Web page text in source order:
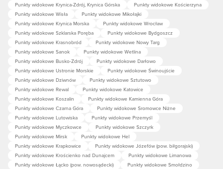
Punkty widokowe Krynica-Zdrój, Krynica Górska
Punkty widokowe Kościerzyna
Punkty widokowe Wisła
Punkty widokowe Mikołajki
Punkty widokowe Krynica Morska
Punkty widokowe Wrocław
Punkty widokowe Szklarska Poręba
Punkty widokowe Bydgoszcz
Punkty widokowe Krasnobród
Punkty widokowe Nowy Targ
Punkty widokowe Sanok
Punkty widokowe Wetlina
Punkty widokowe Busko-Zdrój
Punkty widokowe Darłowo
Punkty widokowe Ustronie Morskie
Punkty widokowe Świnoujście
Punkty widokowe Dziwnów
Punkty widokowe Sztutowo
Punkty widokowe Rewal
Punkty widokowe Katowice
Punkty widokowe Koszalin
Punkty widokowe Kamienna Góra
Punkty widokowe Czarna Góra
Punkty widokowe Sromowce Niżne
Punkty widokowe Lutowiska
Punkty widokowe Przemyśl
Punkty widokowe Myczkowce
Punkty widokowe Szczyrk
Punkty widokowe Mirsk
Punkty widokowe Hel
Punkty widokowe Krapkowice
Punkty widokowe Józefów (pow. biłgorajski)
Punkty widokowe Krościenko nad Dunajcem
Punkty widokowe Limanowa
Punkty widokowe Łącko (pow. nowosądecki)
Punkty widokowe Smołdzino